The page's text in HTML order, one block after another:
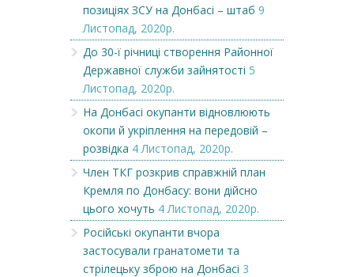
позиціях ЗСУ на Донбасі – штаб 9
Листопад, 2020р.
До 30-ї річниці створення Районної
Державної служби зайнятості 5
Листопад, 2020р.
На Донбасі окупанти відновлюють
окопи й укріплення на передовій –
розвідка 4 Листопад, 2020р.
Член ТКГ розкрив справжній план
Кремля по Донбасу: вони дійсно
цього хочуть 4 Листопад, 2020р.
Російські окупанти вчора
застосували гранатомети та
стрілецьку зброю на Донбасі 3